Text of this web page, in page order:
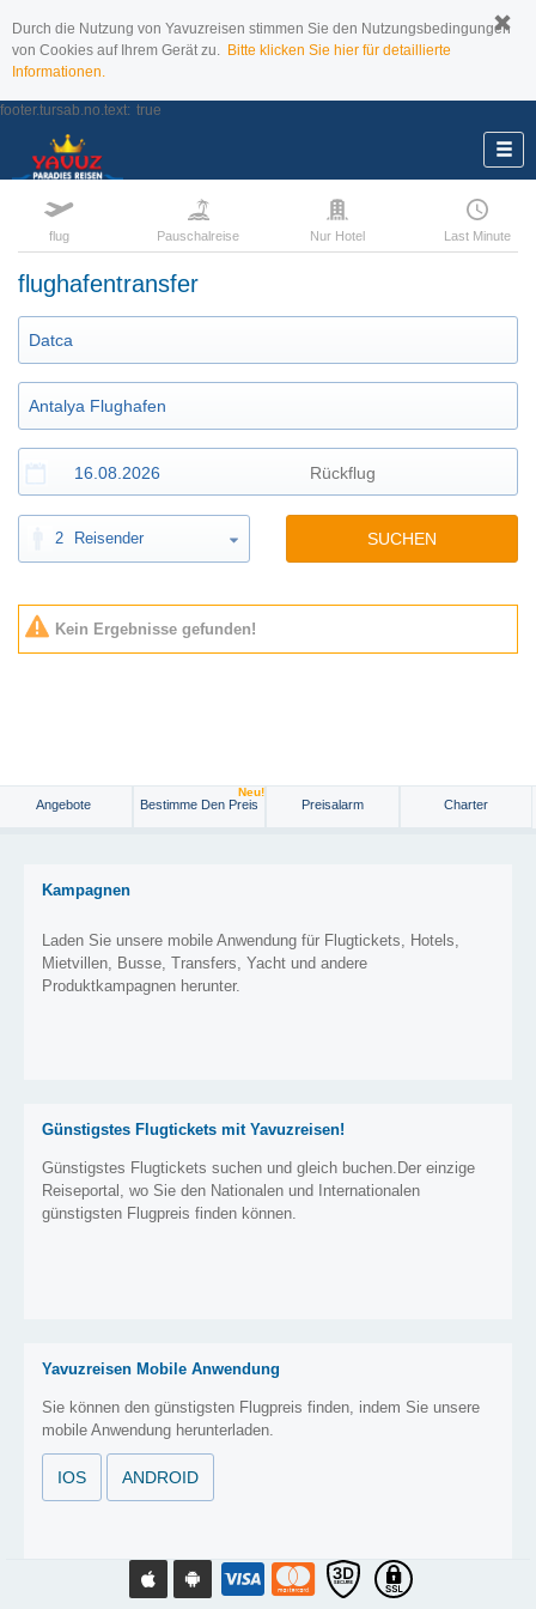
Durch die Nutzung von Yavuzreisen stimmen Sie den Nutzungsbedingungen
von Cookies auf Ihrem Gerät zu. Bitte klicken Sie hier für detaillierte
Informationen.
footer.tursab.no.text: true
flug Pauschalreise Nur Hotel Last Minute
flughafentransfer
2 Reisender SUCHEN
Kein Ergebnisse gefunden!
Angebote Bestimme Den Preis
Neu!
Preisalarm Charter
Kampagnen
Laden Sie unsere mobile Anwendung für Flugtickets, Hotels,
Mietvillen, Busse, Transfers, Yacht und andere
Produktkampagnen herunter.
Günstigstes Flugtickets mit Yavuzreisen!
Günstigstes Flugtickets suchen und gleich buchen.Der einzige
Reiseportal, wo Sie den Nationalen und Internationalen
günstigsten Flugpreis finden können.
Yavuzreisen Mobile Anwendung
Sie können den günstigsten Flugpreis finden, indem Sie unsere
mobile Anwendung herunterladen.
IOS ANDROID